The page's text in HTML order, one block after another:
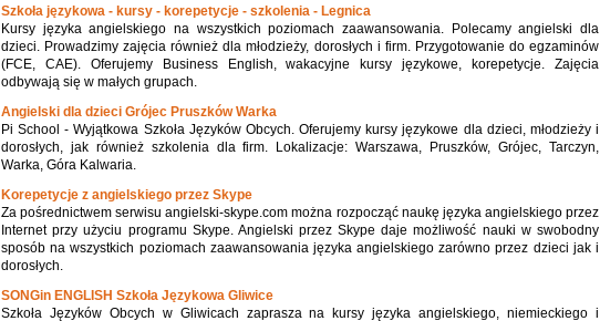
Szkoła językowa - kursy - korepetycje - szkolenia - Legnica
Kursy języka angielskiego na wszystkich poziomach zaawansowania. Polecamy angielski dla
dzieci. Prowadzimy zajęcia również dla młodzieży, dorosłych i firm. Przygotowanie do egzaminów
(FCE, CAE). Oferujemy Business English, wakacyjne kursy językowe, korepetycje. Zajęcia
odbywają się w małych grupach.
Angielski dla dzieci Grójec Pruszków Warka
Pi School - Wyjątkowa Szkoła Języków Obcych. Oferujemy kursy językowe dla dzieci, młodzieży i
dorosłych, jak również szkolenia dla firm. Lokalizacje: Warszawa, Pruszków, Grójec, Tarczyn,
Warka, Góra Kalwaria.
Korepetycje z angielskiego przez Skype
Za pośrednictwem serwisu angielski-skype.com można rozpocząć naukę języka angielskiego przez
Internet przy użyciu programu Skype. Angielski przez Skype daje możliwość nauki w swobodny
sposób na wszystkich poziomach zaawansowania języka angielskiego zarówno przez dzieci jak i
dorosłych.
SONGin ENGLISH Szkoła Językowa Gliwice
Szkoła Języków Obcych w Gliwicach zaprasza na kursy języka angielskiego, niemieckiego i